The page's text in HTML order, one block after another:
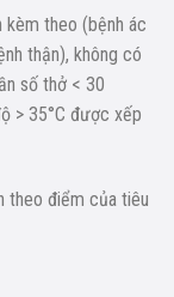
kèm theo (bệnh ác
thận), không có
số thở < 30
> 35°C được xếp
theo điểm của tiêu